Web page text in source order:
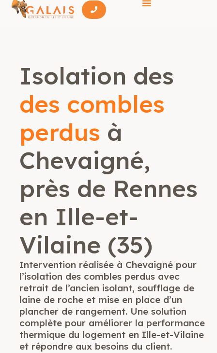
Isolation des
des combles
perdus à
Chevaigné,
près de Rennes
en Ille-et-
Vilaine (35)
Intervention réalisée à Chevaigné pour
l’isolation des combles perdus avec
retrait de l’ancien isolant, soufflage de
laine de roche et mise en place d’un
plancher de rangement. Une solution
complète pour améliorer la performance
thermique du logement en Ille-et-Vilaine
et répondre aux besoins du client.